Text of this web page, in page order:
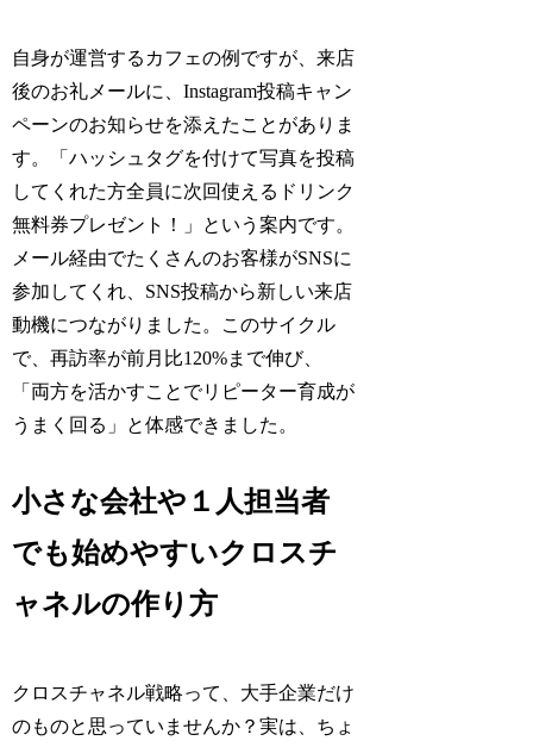
自身が運営するカフェの例ですが、来店
後のお礼メールに、Instagram投稿キャン
ペーンのお知らせを添えたことがありま
す。「ハッシュタグを付けて写真を投稿
してくれた方全員に次回使えるドリンク
無料券プレゼント！」という案内です。
メール経由でたくさんのお客様がSNSに
参加してくれ、SNS投稿から新しい来店
動機につながりました。このサイクル
で、再訪率が前月比120%まで伸び、
「両方を活かすことでリピーター育成が
うまく回る」と体感できました。
小さな会社や１人担当者
でも始めやすいクロスチ
ャネルの作り方
クロスチャネル戦略って、大手企業だけ
のものと思っていませんか？実は、ちょ